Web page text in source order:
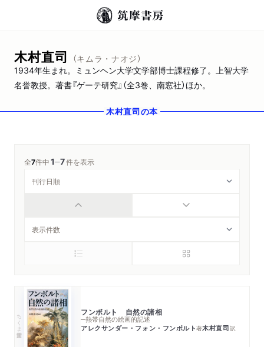
木村直司 （キムラ・ナオジ）
1934年生まれ。ミュンヘン大学文学部博士課程修了。上智大学
名誉教授。著書『ゲーテ研究』（全3巻、南窓社）ほか。
木村直司の本
全7件中1─7件を表示
ちくま学芸文庫 フンボルト 自然の諸相
─熱帯自然の絵画的記述
アレクサンダー・フォン・フンボルト著木村直司訳